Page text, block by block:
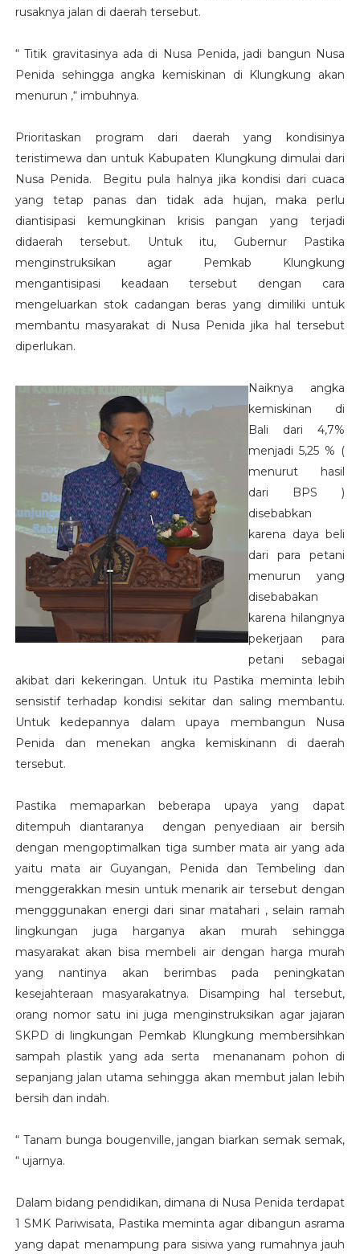
rusaknya jalan di daerah tersebut.
“ Titik gravitasinya ada di Nusa Penida, jadi bangun Nusa
Penida sehingga angka kemiskinan di Klungkung akan
menurun ,“ imbuhnya.
Prioritaskan program dari daerah yang kondisinya
teristimewa dan untuk Kabupaten Klungkung dimulai dari
Nusa Penida. Begitu pula halnya jika kondisi dari cuaca
yang tetap panas dan tidak ada hujan, maka perlu
diantisipasi kemungkinan krisis pangan yang terjadi
didaerah tersebut. Untuk itu, Gubernur Pastika
menginstruksikan agar Pemkab Klungkung
mengantisipasi keadaan tersebut dengan cara
mengeluarkan stok cadangan beras yang dimiliki untuk
membantu masyarakat di Nusa Penida jika hal tersebut
diperlukan.
Naiknya angka
kemiskinan di
Bali dari 4,7%
menjadi 5,25 % (
menurut hasil
dari BPS )
disebabkan
karena daya beli
dari para petani
menurun yang
disebabakan
karena hilangnya
pekerjaan para
petani sebagai
akibat dari kekeringan. Untuk itu Pastika meminta lebih
sensistif terhadap kondisi sekitar dan saling membantu.
Untuk kedepannya dalam upaya membangun Nusa
Penida dan menekan angka kemiskinann di daerah
tersebut.
Pastika memaparkan beberapa upaya yang dapat
ditempuh diantaranya dengan penyediaan air bersih
dengan mengoptimalkan tiga sumber mata air yang ada
yaitu mata air Guyangan, Penida dan Tembeling dan
menggerakkan mesin untuk menarik air tersebut dengan
mengggunakan energi dari sinar matahari , selain ramah
lingkungan juga harganya akan murah sehingga
masyarakat akan bisa membeli air dengan harga murah
yang nantinya akan berimbas pada peningkatan
kesejahteraan masyarakatnya. Disamping hal tersebut,
orang nomor satu ini juga menginstruksikan agar jajaran
SKPD di lingkungan Pemkab Klungkung membersihkan
sampah plastik yang ada serta menananam pohon di
sepanjang jalan utama sehingga akan membut jalan lebih
bersih dan indah.
“ Tanam bunga bougenville, jangan biarkan semak semak,
“ ujarnya.
Dalam bidang pendidikan, dimana di Nusa Penida terdapat
1 SMK Pariwisata, Pastika meminta agar dibangun asrama
yang dapat menampung para sisiwa yang rumahnya jauh